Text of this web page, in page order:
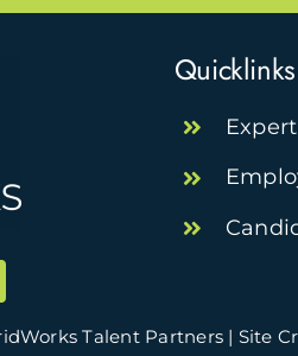
Quicklinks
Talent Partners | Site